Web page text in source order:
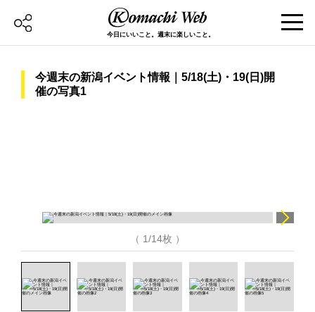
今日にいいこと。週末に楽しいこと。
今週末の新潟イベント情報｜5/18(土)・19(日)開
催の写真1
（ 1/14枚 ）